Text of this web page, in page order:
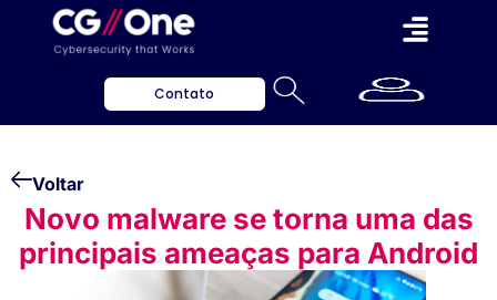
Contato
Voltar
Novo malware se torna uma das
principais ameaças para Android